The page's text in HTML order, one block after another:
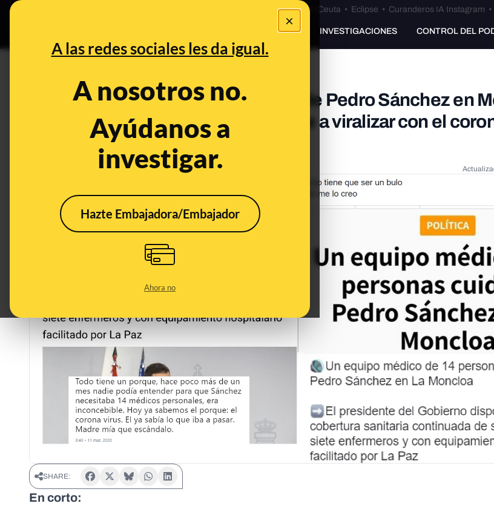
×
A las redes sociales les da igual.
A nosotros no.
Ayúdanos a
investigar.
Hazte Embajadora/Embajador
Ahora no
Especial Ceuta•Bulos Ceuta • Eclipse • Curanderos IA Instagram •
PREBUNKING INVESTIGACIONES CONTROL DEL
El equipo médico de 14 personas de Pedro Sánchez en
un contenido antiguo que se vuelve a viralizar con el
convenio es de 2006
Mar 12, 2020, 12:24:00 PM
SHARE:
En corto: